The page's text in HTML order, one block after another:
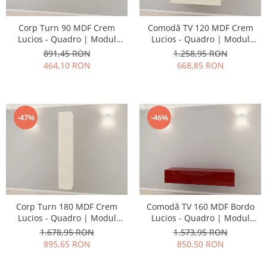
Corp Turn 90 MDF Crem
Lucios - Quadro | Modul
Mobilier Suspendat Premium
Configurabil Fără
Mânere/Push to Open - Hulgo
891,45 RON
464,10 RON
Comodă TV 120 MDF Crem
Lucios - Quadro | Modul
Mobilier Suspendat Premium
Configurabil Fără
Mânere/Push to Open - Hulgo
1.258,95 RON
668,85 RON
-47%
Corp Turn 180 MDF Crem
Lucios - Quadro | Modul
Mobilier Suspendat Premium
Configurabil Fără
Mânere/Push to Open - Hulgo
1.678,95 RON
895,65 RON
-46%
Comodă TV 160 MDF Bordo
Lucios - Quadro | Modul
Mobilier Suspendat Premium
Configurabil Fără
Mânere/Push to Open - Hulgo
1.573,95 RON
850,50 RON